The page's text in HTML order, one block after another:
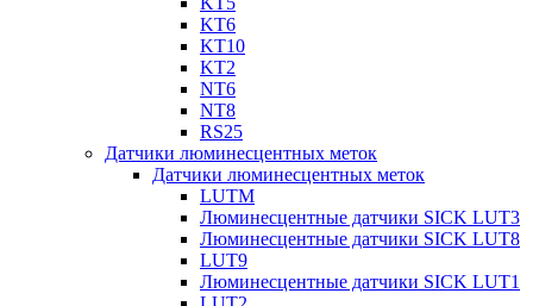
KT6
KT10
KT2
NT6
NT8
RS25
Датчики люминесцентных меток
Датчики люминесцентных меток
LUTM
Люминесцентные датчики SICK LUT3
Люминесцентные датчики SICK LUT8
LUT9
Люминесцентные датчики SICK LUT1